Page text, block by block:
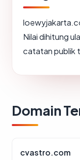
Nilai dihitung
catatan publik
Domain
cvastro.com